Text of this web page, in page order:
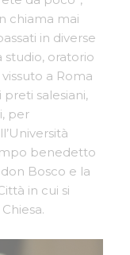
chiama mai
in diverse
studio, oratorio
a Roma
salesiani,
per
benedetto
Bosco e la
in cui si